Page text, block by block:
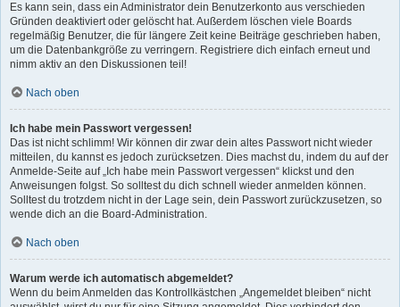
Es kann sein, dass ein Administrator dein Benutzerkonto aus verschieden
Gründen deaktiviert oder gelöscht hat. Außerdem löschen viele Boards
regelmäßig Benutzer, die für längere Zeit keine Beiträge geschrieben haben,
um die Datenbankgröße zu verringern. Registriere dich einfach erneut und
nimm aktiv an den Diskussionen teil!
Nach oben
Ich habe mein Passwort vergessen!
Das ist nicht schlimm! Wir können dir zwar dein altes Passwort nicht wieder
mitteilen, du kannst es jedoch zurücksetzen. Dies machst du, indem du auf der
Anmelde-Seite auf „Ich habe mein Passwort vergessen“ klickst und den
Anweisungen folgst. So solltest du dich schnell wieder anmelden können.
Solltest du trotzdem nicht in der Lage sein, dein Passwort zurückzusetzen, so
wende dich an die Board-Administration.
Nach oben
Warum werde ich automatisch abgemeldet?
Wenn du beim Anmelden das Kontrollkästchen „Angemeldet bleiben“ nicht